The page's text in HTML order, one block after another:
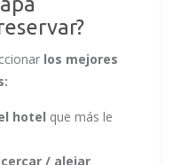
los mejores
hotel que más le
/ alejar